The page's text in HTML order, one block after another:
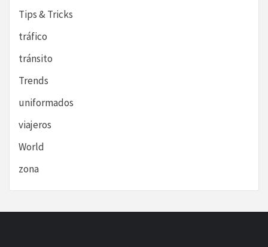
Tips & Tricks
tráfico
tránsito
Trends
uniformados
viajeros
World
zona